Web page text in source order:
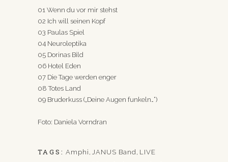
01 Wenn du vor mir stehst
02 Ich will seinen Kopf
03 Paulas Spiel
04 Neuroleptika
05 Dorinas Bild
06 Hotel Eden
07 Die Tage werden enger
08 Totes Land
09 Bruderkuss („Deine Augen funkeln…“)
Foto: Daniela Vorndran
TAGS: Amphi , JANUS Band , LIVE